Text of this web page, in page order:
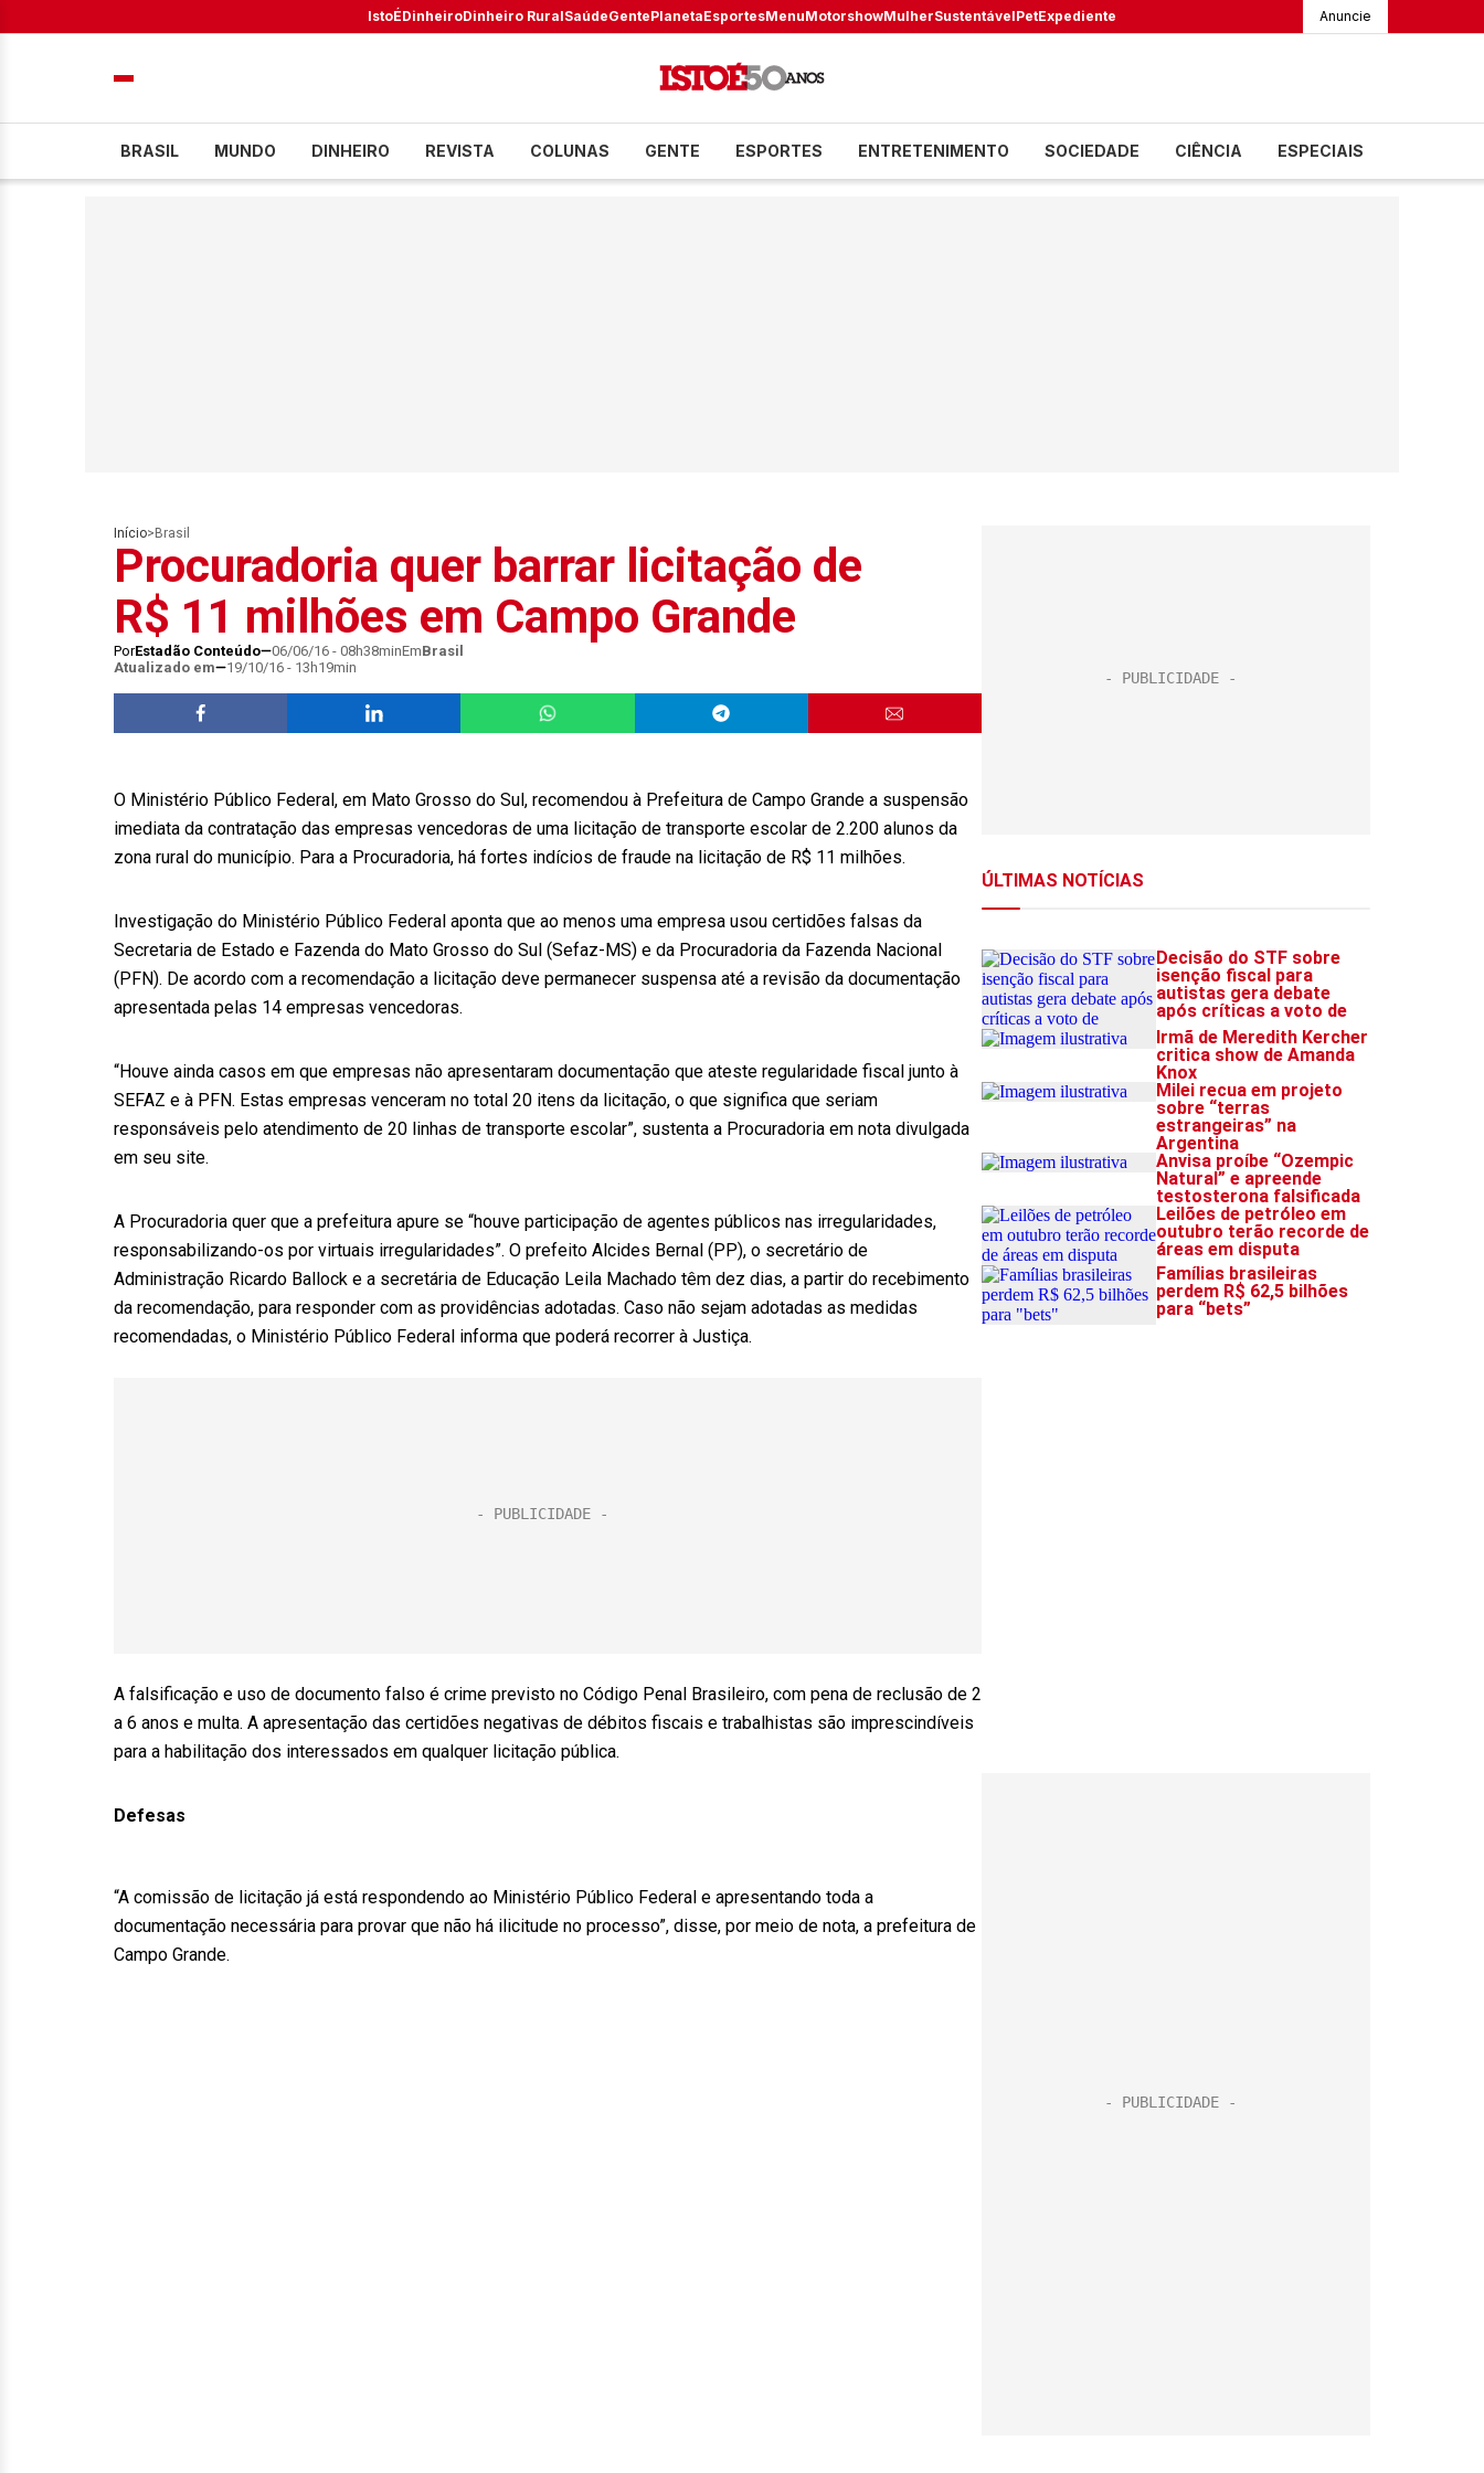
IstoÉDinheiroDinheiro RuralSaúdeGentePlanetaEsportesMenuMotorshowMulherSustentávelPetExpediente Anuncie
BRASIL MUNDO DINHEIRO REVISTA COLUNAS GENTE ESPORTES ENTRETENIMENTO SOCIEDADE CIÊNCIA ESPECIAIS
Início> Brasil
Procuradoria quer barrar licitação de
R$ 11 milhões em Campo Grande
PorEstadão Conteúdo 06/06/16 - 08h38minEmBrasil
Atualizado em
19/10/16 - 13h19min
O Ministério Público Federal, em Mato Grosso do Sul, recomendou à Prefeitura de Campo Grande a suspensão
imediata da contratação das empresas vencedoras de uma licitação de transporte escolar de 2.200 alunos da
zona rural do município. Para a Procuradoria, há fortes indícios de fraude na licitação de R$ 11 milhões.
Investigação do Ministério Público Federal aponta que ao menos uma empresa usou certidões falsas da
Secretaria de Estado e Fazenda do Mato Grosso do Sul (Sefaz-MS) e da Procuradoria da Fazenda Nacional
(PFN). De acordo com a recomendação a licitação deve permanecer suspensa até a revisão da documentação
apresentada pelas 14 empresas vencedoras.
“Houve ainda casos em que empresas não apresentaram documentação que ateste regularidade fiscal junto à
SEFAZ e à PFN. Estas empresas venceram no total 20 itens da licitação, o que significa que seriam
responsáveis pelo atendimento de 20 linhas de transporte escolar”, sustenta a Procuradoria em nota divulgada
em seu site.
A Procuradoria quer que a prefeitura apure se “houve participação de agentes públicos nas irregularidades,
responsabilizando-os por virtuais irregularidades”. O prefeito Alcides Bernal (PP), o secretário de
Administração Ricardo Ballock e a secretária de Educação Leila Machado têm dez dias, a partir do recebimento
da recomendação, para responder com as providências adotadas. Caso não sejam adotadas as medidas
recomendadas, o Ministério Público Federal informa que poderá recorrer à Justiça.
A falsificação e uso de documento falso é crime previsto no Código Penal Brasileiro, com pena de reclusão de 2
a 6 anos e multa. A apresentação das certidões negativas de débitos fiscais e trabalhistas são imprescindíveis
para a habilitação dos interessados em qualquer licitação pública.
Defesas
“A comissão de licitação já está respondendo ao Ministério Público Federal e apresentando toda a
documentação necessária para provar que não há ilicitude no processo”, disse, por meio de nota, a prefeitura de
Campo Grande.